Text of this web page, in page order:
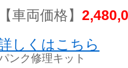
【車両価格】
しくはこちら
ンク修理キット